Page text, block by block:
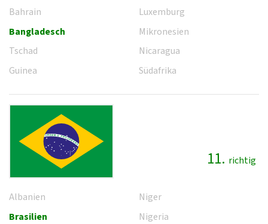
Bahrain
Bangladesch
Tschad
Guinea
Luxemburg
Mikronesien
Nicaragua
Südafrika
11. richtig
Albanien
Brasilien
Niger
Nigeria